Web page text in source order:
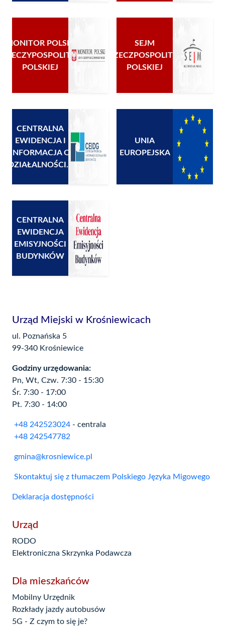
MONITOR POLSKI
RZECZYPOSPOLITEJ
POLSKIEJ
SEJM
RZECZPOSPOLITEJ
POLSKIEJ
CENTRALNA
EWIDENCJA I
INFORMACJA O
DZIAŁALNOŚCI...
UNIA
EUROPEJSKA
CENTRALNA
EWIDENCJA
EMISYJNOŚCI
BUDYNKÓW
Urząd Miejski w Krośniewicach
ul. Poznańska 5
99-340 Krośniewice
Godziny urzędowania:
Pn, Wt, Czw. 7:30 - 15:30
Śr. 7:30 - 17:00
Pt. 7:30 - 14:00
+48 242523024 - centrala
+48 242547782
gmina@krosniewice.pl
Skontaktuj się z tłumaczem Polskiego Języka Migowego
Deklaracja dostępności
Urząd
RODO
Elektroniczna Skrzynka Podawcza
Dla mieszkańców
Mobilny Urzędnik
Rozkłady jazdy autobusów
5G - Z czym to się je?